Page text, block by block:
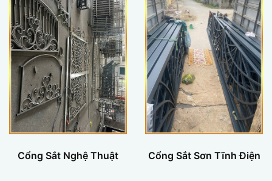
Cổng Sắt Nghệ Thuật Cổng Sắt Sơn Tĩnh Điện